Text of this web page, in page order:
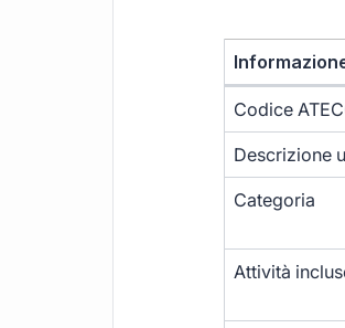
Codice
Descrizione
Categoria
Attività